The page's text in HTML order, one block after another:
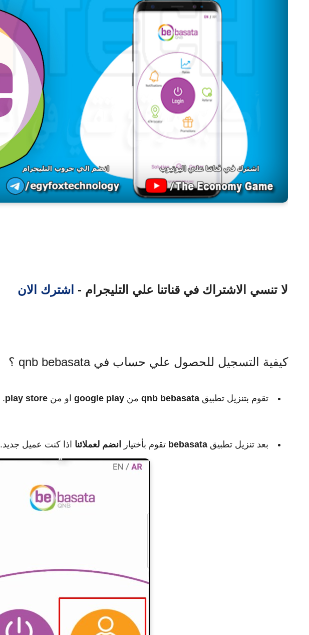
لا تنسي الاشتراك في قناتنا علي التليجرام - اشترك الان
كيفية التسجيل للحصول علي حساب في qnb bebasata ؟
تقوم بتنزيل تطبيق qnb bebasata من google play او من play store
.
بعد تنزيل تطبيق bebasata تقوم بأختيار انضم لعملائنا اذا كنت عميل جديد.